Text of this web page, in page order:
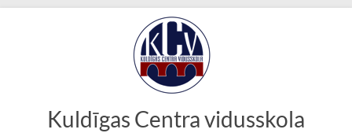
Skip
Kuldīgas Centra vidusskola